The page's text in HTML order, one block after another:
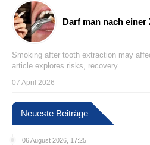
Darf man nach
Smoking after tooth extraction may
article explores risks, recovery...
07 April 2026
Neueste Beiträge
06 August 2026, 17:25